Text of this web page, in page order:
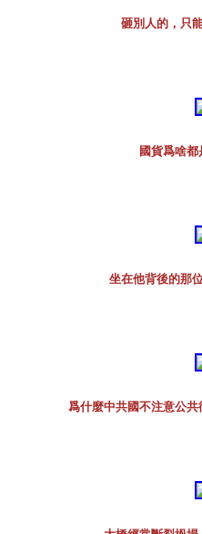
砸別人的，只
國貨爲啥都
坐在他背後的那
爲什麼中共國不注意公共